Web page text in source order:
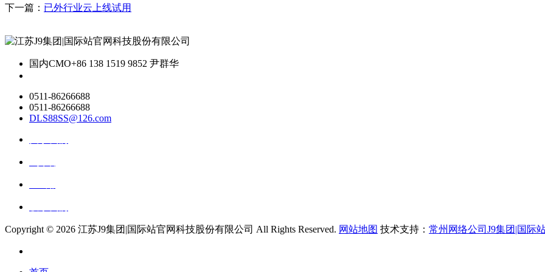
下一篇： 已外行业云上线试用
国内CMO+86 138 1519 9852 尹群华
0511-86266688
0511-86266688
DLS88SS@126.com
Copyright © 2026 江苏J9集团|国际站官网科技股份有限公司 All Rights Reserved. 网站地图 技术支持： 常州网络公司J9集团|国际